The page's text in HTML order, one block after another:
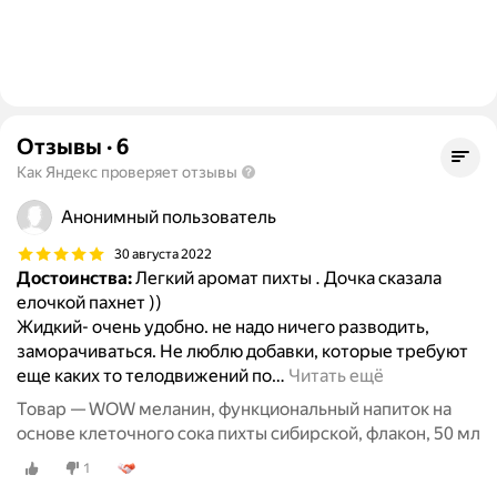
Отзывы ·6
Как Яндекс проверяет отзывы
Анонимный пользователь
30 августа 2022
Достоинства:Легкий аромат пихты . Дочка сказала
елочкой пахнет ))
Жидкий- очень удобно. не надо ничего разводить,
заморачиваться. Не люблю добавки, которые требуют
еще каких то телодвижений по… Читать ещё
Товар — WOW меланин, функциональный напиток на
основе клеточного сока пихты сибирской, флакон, 50 мл
1